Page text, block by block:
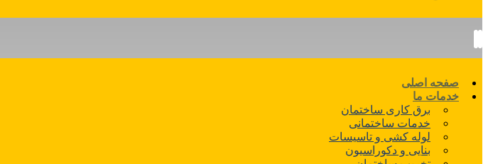
صفحه اصلی
خدمات ما
برق کاری ساختمان
خدمات ساختمانی
لوله کشی و تاسیسات
بنایی و دکوراسیون